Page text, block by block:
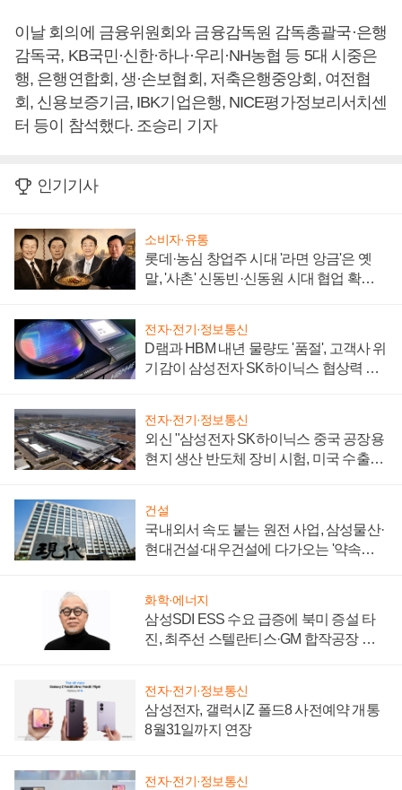
이날 회의에 금융위원회와 금융감독원 감독총괄국·은행
감독국, KB국민·신한·하나·우리·NH농협 등 5대 시중은
행, 은행연합회, 생·손보협회, 저축은행중앙회, 여전협
회, 신용보증기금, IBK기업은행, NICE평가정보리서치센
터 등이 참석했다. 조승리 기자
인기기사
소비자·유통
롯데·농심 창업주 시대 '라면 앙금'은 옛
말, '사촌' 신동빈·신동원 시대 협업 확대
전자·전기·정보통신
D램과 HBM 내년 물량도 '품절', 고객사 위
기감이 삼성전자 SK하이닉스 협상력 더
전자·전기·정보통신
외신 "삼성전자 SK하이닉스 중국 공장용
현지 생산 반도체 장비 시험, 미국 수출통
건설
국내외서 속도 붙는 원전 사업, 삼성물산·
현대건설·대우건설에 다가오는 '약속의
화학·에너지
삼성SDI ESS 수요 급증에 북미 증설 타
진, 최주선 스텔란티스·GM 합작공장 건
전자·전기·정보통신
삼성전자, 갤럭시Z 폴드8 사전예약 개통
8월31일까지 연장
전자·전기·정보통신